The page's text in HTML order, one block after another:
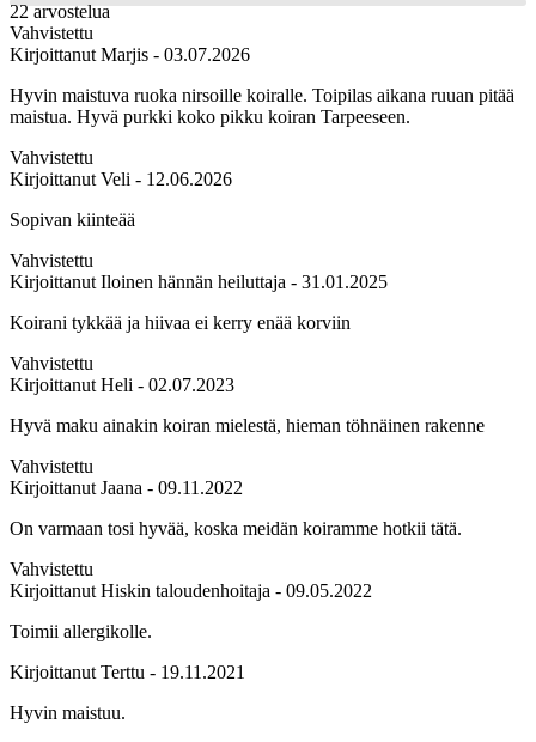
22 arvostelua
Vahvistettu
Kirjoittanut Marjis - 03.07.2026
Hyvin maistuva ruoka nirsoille koiralle. Toipilas aikana ruuan pitää
maistua. Hyvä purkki koko pikku koiran Tarpeeseen.
Vahvistettu
Kirjoittanut Veli - 12.06.2026
Sopivan kiinteää
Vahvistettu
Kirjoittanut Iloinen hännän heiluttaja - 31.01.2025
Koirani tykkää ja hiivaa ei kerry enää korviin
Vahvistettu
Kirjoittanut Heli - 02.07.2023
Hyvä maku ainakin koiran mielestä, hieman töhnäinen rakenne
Vahvistettu
Kirjoittanut Jaana - 09.11.2022
On varmaan tosi hyvää, koska meidän koiramme hotkii tätä.
Vahvistettu
Kirjoittanut Hiskin taloudenhoitaja - 09.05.2022
Toimii allergikolle.
Kirjoittanut Terttu - 19.11.2021
Hyvin maistuu.